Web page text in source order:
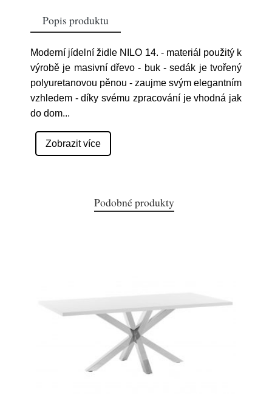
Popis produktu
Moderní jídelní židle NILO 14. - materiál použitý k
výrobě je masivní dřevo - buk - sedák je tvořený
polyuretanovou pěnou - zaujme svým elegantním
vzhledem - díky svému zpracování je vhodná jak
do dom...
Zobrazit více
Podobné produkty